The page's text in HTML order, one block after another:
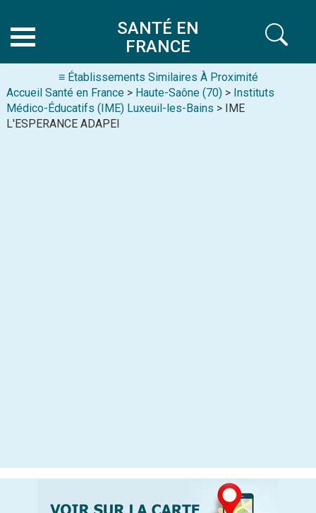
SANTÉ EN
FRANCE
≡ Établissements Similaires À Proximité
Accueil Santé en France > Haute-Saône (70) > Instituts
Médico-Éducatifs (IME) Luxeuil-les-Bains > IME
L'ESPERANCE ADAPEI